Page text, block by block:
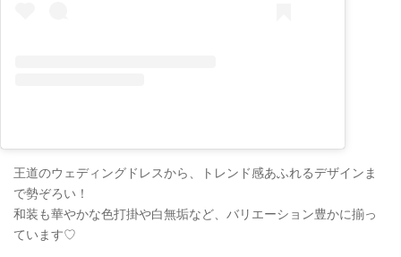
王道のウェディングドレスから、トレンド感あふれるデザインま
で勢ぞろい！
和装も華やかな色打掛や白無垢など、バリエーション豊かに揃っ
ています♡